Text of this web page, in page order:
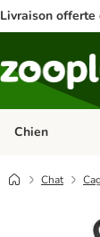
Livraison offerte
Chien
Chat